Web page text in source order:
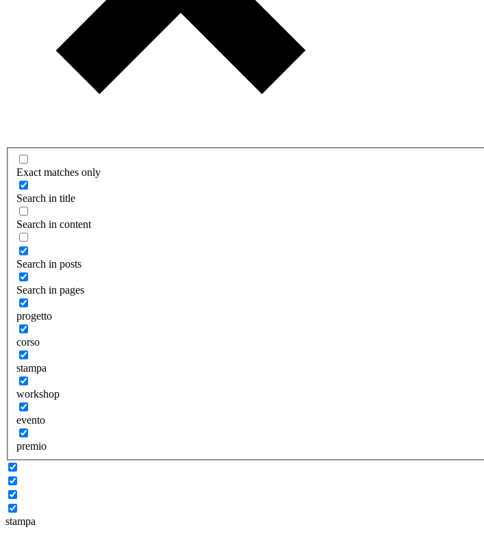
Exact matches only
Search in title
Search in content
Search in posts
Search in pages
progetto
corso
stampa
workshop
evento
premio
stampa